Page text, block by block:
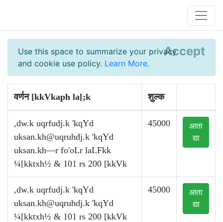
Use this space to summarize your privacy
and cookie use policy. Learn More.
Accept
वर्णन [kkVkaph la[;k शुल्क
,dw.k uqrfudj.k 'kqYd
uksan.kh@uqruhdj.k 'kqYd
uksan.kh—r fo'oLr laLFkk
¼[kktxh½ & 101 rs 200 [kkVk
45000
आता
द्या
,dw.k uqrfudj.k 'kqYd
uksan.kh@uqruhdj.k 'kqYd
¼[kktxh½ & 101 rs 200 [kkVk
45000
आता
द्या